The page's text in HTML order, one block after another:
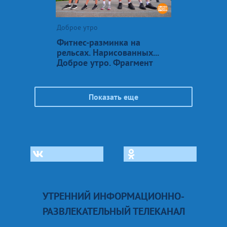
Доброе утро
Фитнес-разминка на
рельсах. Нарисованных...
Доброе утро. Фрагмент
Показать еще
УТРЕННИЙ ИНФОРМАЦИОННО-
РАЗВЛЕКАТЕЛЬНЫЙ ТЕЛЕКАНАЛ